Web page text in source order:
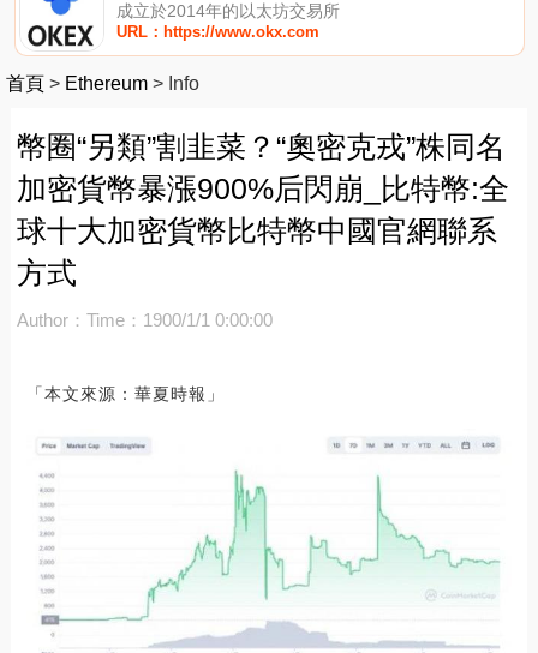
成立於2014年的以太坊交易所
URL：https://www.okx.com
首頁 > Ethereum > Info
幣圈“另類”割韭菜？“奧密克戎”株同名
加密貨幣暴漲900%后閃崩_比特幣:全
球十大加密貨幣比特幣中國官網聯系
方式
Author： Time：1900/1/1 0:00:00
「本文來源：華夏時報」